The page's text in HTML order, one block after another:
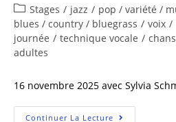
Stages / jazz / pop / variété /
blues / country / bluegrass / voix /
journée / technique vocale /
adultes
16 novembre 2025 avec Sylvia
Continuer La Lecture